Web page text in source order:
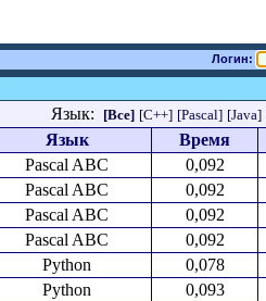
Логин:
Язык: [Все] [C++] [Pascal] [Java]
Язык Время
Pascal ABC 0,092
Pascal ABC 0,092
Pascal ABC 0,092
Pascal ABC 0,092
Python 0,078
Python 0,093